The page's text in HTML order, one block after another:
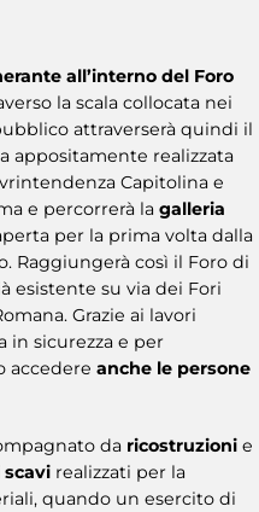
all’interno del Foro
la scala collocata nei
attraverserà quindi il
appositamente realizzata
Capitolina e
e percorrerà la galleria
per la prima volta dalla
Raggiungerà così il Foro di
esistente su via dei Fori
Grazie ai lavori
in sicurezza e per
accedere anche le persone
da ricostruzioni e
realizzati per la
quando un esercito di